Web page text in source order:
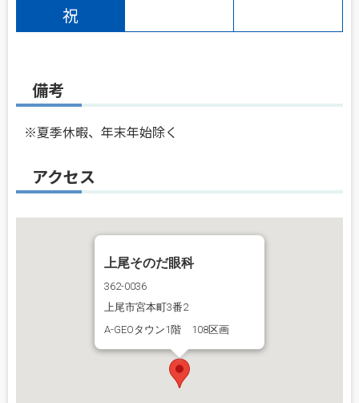
祝
備考
※夏季休暇、年末年始除く
アクセス
上尾そのだ眼科
362-0036
上尾市宮本町3番2
A-GEOタウン1階 108区画